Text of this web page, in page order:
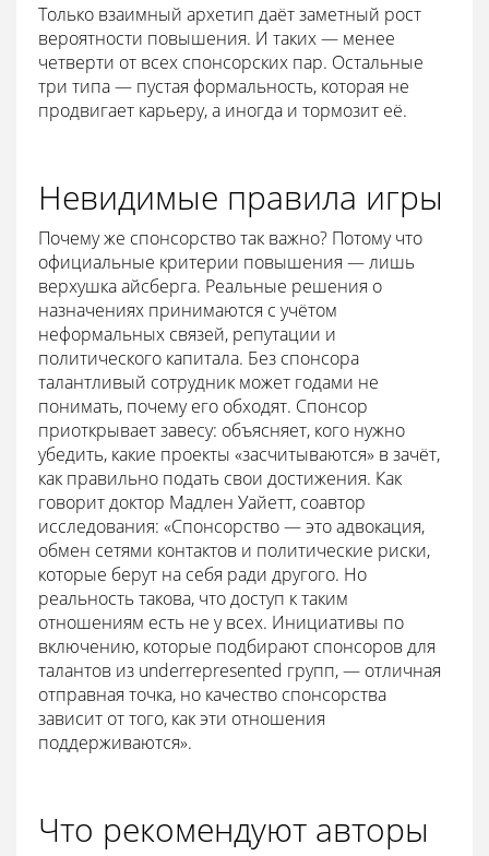
Только взаимный архетип даёт заметный рост
вероятности повышения. И таких — менее
четверти от всех спонсорских пар. Остальные
три типа — пустая формальность, которая не
продвигает карьеру, а иногда и тормозит её.
Невидимые правила игры
Почему же спонсорство так важно? Потому что
официальные критерии повышения — лишь
верхушка айсберга. Реальные решения о
назначениях принимаются с учётом
неформальных связей, репутации и
политического капитала. Без спонсора
талантливый сотрудник может годами не
понимать, почему его обходят. Спонсор
приоткрывает завесу: объясняет, кого нужно
убедить, какие проекты «засчитываются» в зачёт,
как правильно подать свои достижения. Как
говорит доктор Мадлен Уайетт, соавтор
исследования: «Спонсорство — это адвокация,
обмен сетями контактов и политические риски,
которые берут на себя ради другого. Но
реальность такова, что доступ к таким
отношениям есть не у всех. Инициативы по
включению, которые подбирают спонсоров для
талантов из underrepresented групп, — отличная
отправная точка, но качество спонсорства
зависит от того, как эти отношения
поддерживаются».
Что рекомендуют авторы